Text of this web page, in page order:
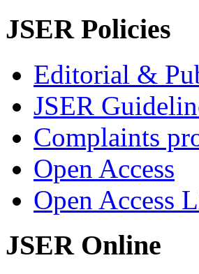
JSER Policies
Editorial &
JSER
Complaints
Open Access
Open Access
JSER Online